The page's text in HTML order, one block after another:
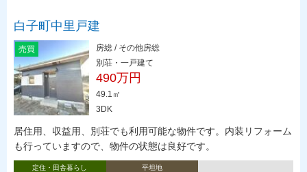
白子町中里戸建
売買
房総 / その他房総
別荘・一戸建て
490万円
49.1㎡
3DK
居住用、収益用、別荘でも利用可能な物件です。内装リフォーム
も行っていますので、物件の状態は良好です。
定住・田舎暮らし 平坦地